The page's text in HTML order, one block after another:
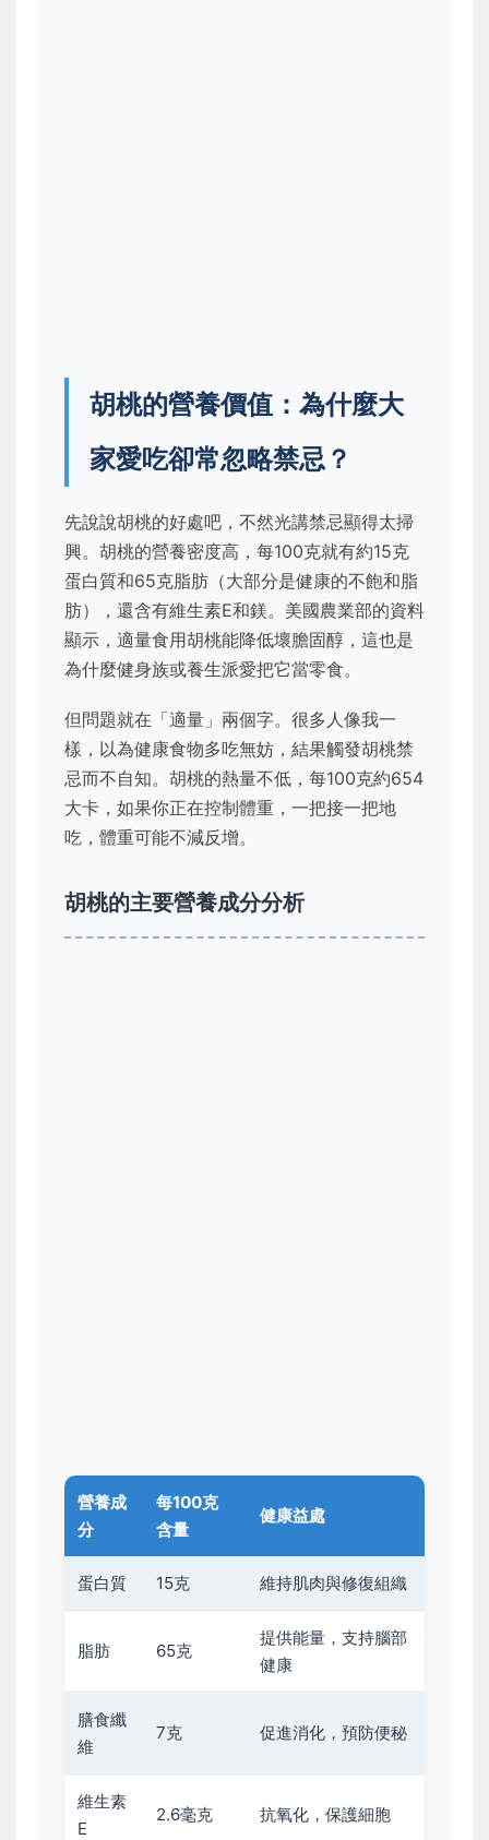
胡桃的營養價值：為什麼大
家愛吃卻常忽略禁忌？
先說說胡桃的好處吧，不然光講禁忌顯得太掃
興。胡桃的營養密度高，每100克就有約15克
蛋白質和65克脂肪（大部分是健康的不飽和脂
肪），還含有維生素E和鎂。美國農業部的資料
顯示，適量食用胡桃能降低壞膽固醇，這也是
為什麼健身族或養生派愛把它當零食。
但問題就在「適量」兩個字。很多人像我一
樣，以為健康食物多吃無妨，結果觸發胡桃禁
忌而不自知。胡桃的熱量不低，每100克約654
大卡，如果你正在控制體重，一把接一把地
吃，體重可能不減反增。
胡桃的主要營養成分分析
營養成
分
每100克
含量
健康益處
蛋白質 15克 維持肌肉與修復組織
脂肪 65克
提供能量，支持腦部
健康
膳食纖
維
7克 促進消化，預防便秘
維生素
E
2.6毫克 抗氧化，保護細胞